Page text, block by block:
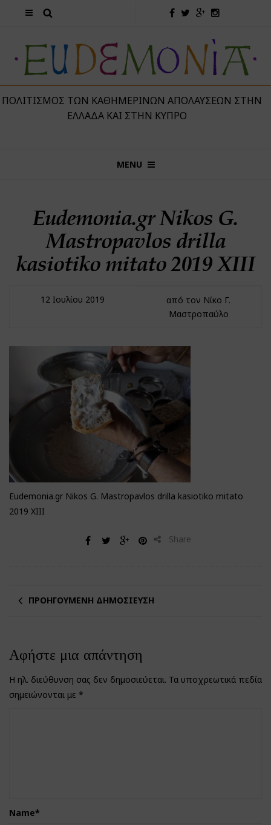
ΤΩΝ ΚΑΘΗΜΕΡΙΝΏΝ ΑΠΟΛΑΎΣΕΩΝ ΣΤΗΝ
ΕΛΛΆΔΑ ΚΑΙ ΣΤΗΝ ΚΎΠΡΟ
MENU
Eudemonia.gr Nikos G.
Mastropavlos drilla
kasiotiko mitato 2019 XIII
12 Ιουλίου 2019
από τον Νίκο Γ.
Μαστροπαύλο
Eudemonia.gr Nikos G. Mastropavlos drilla kasiotiko mitato
2019 XIII
Share
ΠΡΟΗΓΟΎΜΕΝΗ ΔΗΜΟΣΊΕΥΣΗ
Αφήστε μια απάντηση
Η ηλ. διεύθυνση σας δεν δημοσιεύεται. Τα υποχρεωτικά πεδία
σημειώνονται με *
Name*